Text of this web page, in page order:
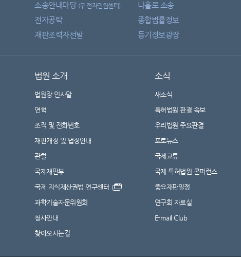
소송안내마당 (구 전자민원센터) 나홀로 소송
전자공탁
종합법률정보
재판조력자선발
등기정보광장
법원 소개
법원장 인사말
연혁
조직 및 전화번호
재판개정 및 법정안내
관할
국제재판부
국제 지식재산권법 연구센터
과학기술자문위원회
청사안내
찾아오시는길
소식
새소식
특허법원 판결 속보
우리법원 주요판결
포토뉴스
국제교류
국제 특허법원 콘퍼런스
중요재판일정
연구회 자료실
E-mail Club